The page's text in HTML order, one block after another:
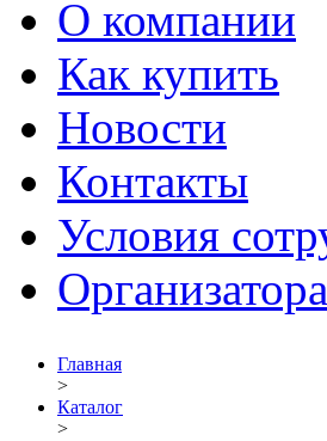
О компании
Как купить
Новости
Контакты
Условия
Главная
>
Каталог
>